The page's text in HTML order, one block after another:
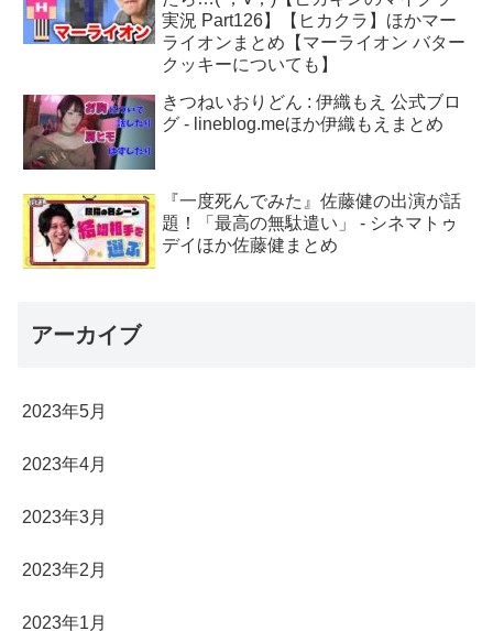
実況 Part126】【ヒカクラ】ほかマー
ライオンまとめ【マーライオン バター
クッキーについても】
きつねいおりどん : 伊織もえ 公式ブロ
グ - lineblog.meほか伊織もえまとめ
『一度死んでみた』佐藤健の出演が話
題！「最高の無駄遣い」 - シネマトゥ
デイほか佐藤健まとめ
アーカイブ
2023年5月
2023年4月
2023年3月
2023年2月
2023年1月